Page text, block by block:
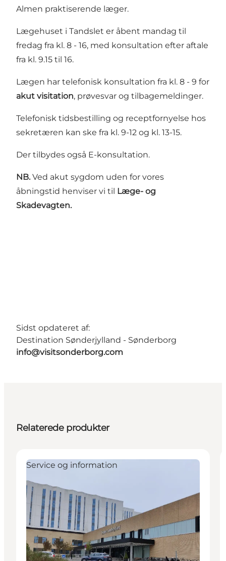
Almen praktiserende læger.
Lægehuset i Tandslet er åbent mandag til
fredag fra kl. 8 - 16, med konsultation efter aftale
fra kl. 9.15 til 16.
Lægen har telefonisk konsultation fra kl. 8 - 9 for
akut visitation, prøvesvar og tilbagemeldinger.
Telefonisk tidsbestilling og receptfornyelse hos
sekretæren kan ske fra kl. 9-12 og kl. 13-15.
Der tilbydes også E-konsultation.
NB. Ved akut sygdom uden for vores
åbningstid henviser vi til Læge- og
Skadevagten.
Sidst opdateret af:
Destination Sønderjylland - Sønderborg
info@visitsonderborg.com
Relaterede produkter
Service og information